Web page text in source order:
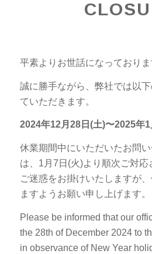
平素よりお世話になっておりま
誠に勝手ながら、弊社では以
ていただきます。
2024年12月28日(土)〜2025年
休業期間中にいただいたお問
は、1月7日(火)より順次ご対応
ご迷惑をお掛けいたしますが
ますようお願い申し上げます。
Please be informed that our
the 28th of December 2024 to
in observance of New Year